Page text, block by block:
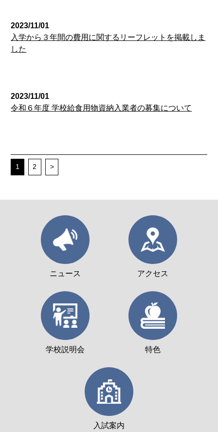
2023/11/01
入学から３年間の費用に関するリーフレットを掲載しま
した
2023/11/01
令和６年度 学校給食用物資納入業者の募集について
1 2 >
ニュース アクセス
学校説明会 特色
入試案内